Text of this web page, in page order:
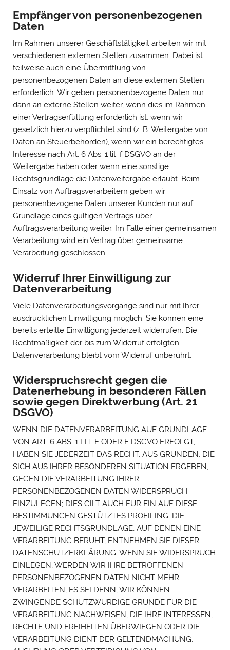
Empfänger von personenbezogenen
Daten
Im Rahmen unserer Geschäftstätigkeit arbeiten wir mit
verschiedenen externen Stellen zusammen. Dabei ist
teilweise auch eine Übermittlung von
personenbezogenen Daten an diese externen Stellen
erforderlich. Wir geben personenbezogene Daten nur
dann an externe Stellen weiter, wenn dies im Rahmen
einer Vertragserfüllung erforderlich ist, wenn wir
gesetzlich hierzu verpflichtet sind (z. B. Weitergabe von
Daten an Steuerbehörden), wenn wir ein berechtigtes
Interesse nach Art. 6 Abs. 1 lit. f DSGVO an der
Weitergabe haben oder wenn eine sonstige
Rechtsgrundlage die Datenweitergabe erlaubt. Beim
Einsatz von Auftragsverarbeitern geben wir
personenbezogene Daten unserer Kunden nur auf
Grundlage eines gültigen Vertrags über
Auftragsverarbeitung weiter. Im Falle einer gemeinsamen
Verarbeitung wird ein Vertrag über gemeinsame
Verarbeitung geschlossen.
Widerruf Ihrer Einwilligung zur
Datenverarbeitung
Viele Datenverarbeitungsvorgänge sind nur mit Ihrer
ausdrücklichen Einwilligung möglich. Sie können eine
bereits erteilte Einwilligung jederzeit widerrufen. Die
Rechtmäßigkeit der bis zum Widerruf erfolgten
Datenverarbeitung bleibt vom Widerruf unberührt.
Widerspruchsrecht gegen die
Datenerhebung in besonderen Fällen
sowie gegen Direktwerbung (Art. 21
DSGVO)
WENN DIE DATENVERARBEITUNG AUF GRUNDLAGE
VON ART. 6 ABS. 1 LIT. E ODER F DSGVO ERFOLGT,
HABEN SIE JEDERZEIT DAS RECHT, AUS GRÜNDEN, DIE
SICH AUS IHRER BESONDEREN SITUATION ERGEBEN,
GEGEN DIE VERARBEITUNG IHRER
PERSONENBEZOGENEN DATEN WIDERSPRUCH
EINZULEGEN; DIES GILT AUCH FÜR EIN AUF DIESE
BESTIMMUNGEN GESTÜTZTES PROFILING. DIE
JEWEILIGE RECHTSGRUNDLAGE, AUF DENEN EINE
VERARBEITUNG BERUHT, ENTNEHMEN SIE DIESER
DATENSCHUTZERKLÄRUNG. WENN SIE WIDERSPRUCH
EINLEGEN, WERDEN WIR IHRE BETROFFENEN
PERSONENBEZOGENEN DATEN NICHT MEHR
VERARBEITEN, ES SEI DENN, WIR KÖNNEN
ZWINGENDE SCHUTZWÜRDIGE GRÜNDE FÜR DIE
VERARBEITUNG NACHWEISEN, DIE IHRE INTERESSEN,
RECHTE UND FREIHEITEN ÜBERWIEGEN ODER DIE
VERARBEITUNG DIENT DER GELTENDMACHUNG,